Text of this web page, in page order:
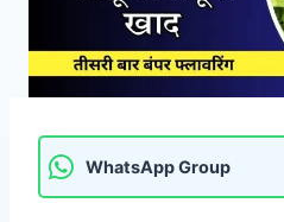
WhatsApp Group